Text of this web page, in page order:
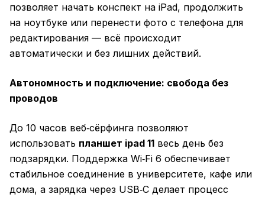
позволяет начать конспект на iPad, продолжить
на ноутбуке или перенести фото с телефона для
редактирования — всё происходит
автоматически и без лишних действий.
Автономность и подключение: свобода без
проводов
До 10 часов веб‑сёрфинга позволяют
использовать планшет ipad 11 весь день без
подзарядки. Поддержка Wi‑Fi 6 обеспечивает
стабильное соединение в университете, кафе или
дома, а зарядка через USB‑C делает процесс